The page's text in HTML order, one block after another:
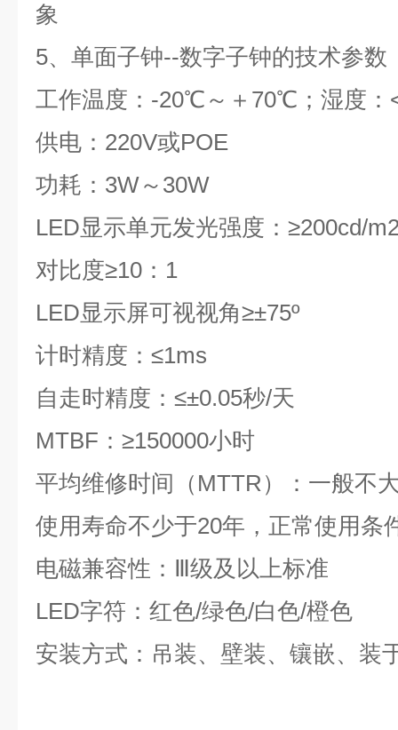
象
5、单面子钟--数字子钟的技术参数
工作温度： -20℃～＋ 70℃；湿度：
供电： 220V或POE
功耗： 3W～ 30W
LED显示单元发光强度：≥200cd/
对比度≥10 ： 1
LED显示屏可视视角≥±75º
计时精度：≤1ms
自走时精度：≤±0.05秒/天
MTBF ：≥150000小时
平均维修时间（ MTTR）：一般不
使用寿命不少于20年，正常使用条
电磁兼容性：Ⅲ级及以上标准
LED字符：红色/绿色/白色/橙色
安装方式：吊装、壁装、镶嵌、装